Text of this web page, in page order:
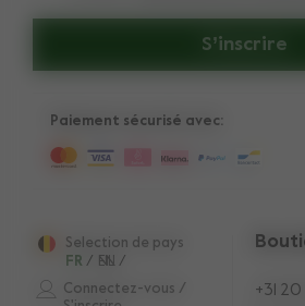
S’inscrire
Connectez-vous /
Selection de pays
EN
/ NL /
FR
+31
Paiement sécurisé avec: